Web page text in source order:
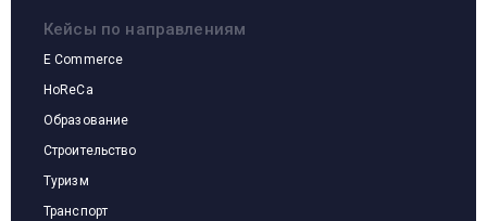
Кейсы по направлениям
E Commerce
HoReCa
Образование
Строительство
Туризм
Транспорт